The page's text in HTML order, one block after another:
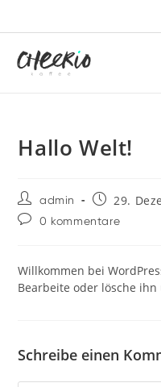
Hallo Welt!
admin 29.
0 kommentare
Willkommen bei
Bearbeite oder lösche
Schreibe einen